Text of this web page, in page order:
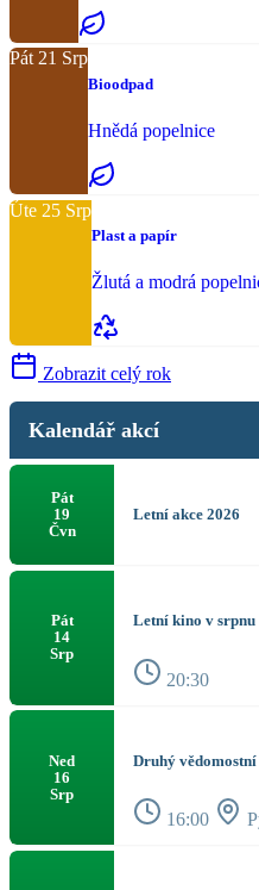
Pát 21 Srp
Bioodpad
Hnědá popelnice
Úte 25 Srp
Plast a papír
Žlutá a modrá
Zobrazit celý rok
Kalendář akcí
Pát
19
Čvn
Letní akce 2026
Pát
14
Srp
Letní kino v srpnu
20:30
Ned
16
Srp
Druhý
16:00